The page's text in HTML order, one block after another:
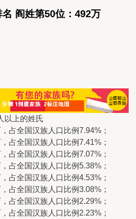
阎姓第50位：492万
以上的姓氏
全国汉族人口比例7.94%；
全国汉族人口比例7.41%；
全国汉族人口比例7.07%；
全国汉族人口比例5.38%；
全国汉族人口比例4.53%；
全国汉族人口比例3.08%；
全国汉族人口比例2.29%；
全国汉族人口比例2.23%；